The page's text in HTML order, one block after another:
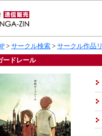
> サークル検索 > サークル作品
ードレール